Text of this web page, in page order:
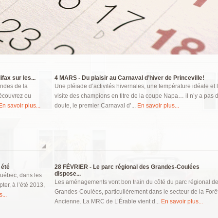
sur les...
de la
ou
En savoir plus...
4 MARS - Du plaisir au Carnaval d’hiver de Princeville!
Une pléiade d’activités hivernales, une température idéale et
visite des champions en titre de la coupe Napa… il n’y a pas
doute, le premier Carnaval d’... En savoir plus...
dans les
à l’été 2013,
28 FÉVRIER - Le parc régional des Grandes-Coulées
dispose...
Les aménagements vont bon train du côté du parc régional
Grandes-Coulées, particulièrement dans le secteur de la
Ancienne. La MRC de L’Érable vient d... En savoir plus...